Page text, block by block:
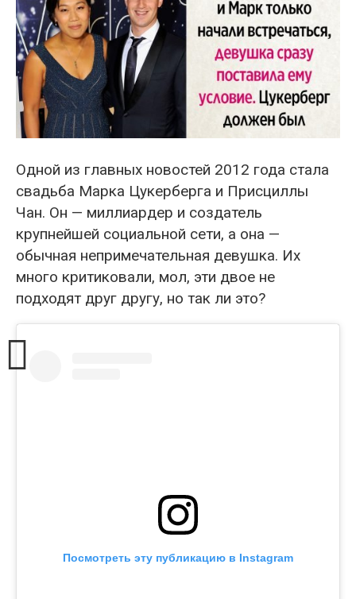
Одной из главных новостей 2012 года стала
свадьба Марка Цукерберга и Присциллы
Чан. Он — миллиардер и создатель
крупнейшей социальной сети, а она —
обычная непримечательная девушка. Их
много критиковали, мол, эти двое не
подходят друг другу, но так ли это?
Посмотреть эту публикацию в Instagram